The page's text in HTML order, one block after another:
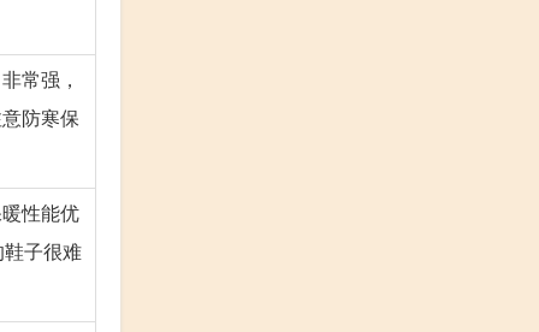
常强，
防寒保
性能优
子很难